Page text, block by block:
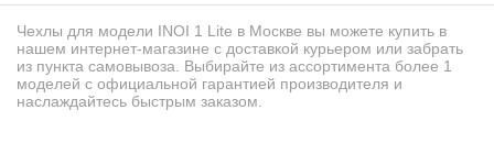
Чехлы для модели INOI 1 Lite в Москве вы можете купить в
нашем интернет-магазине с доставкой курьером или забрать
из пункта самовывоза. Выбирайте из ассортимента более 1
моделей с официальной гарантией производителя и
наслаждайтесь быстрым заказом.